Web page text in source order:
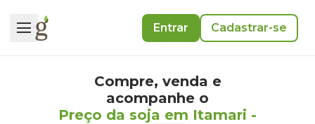
Entrar Cadastrar-se
Compre, venda e
acompanhe o
Preço da soja em Itamari -